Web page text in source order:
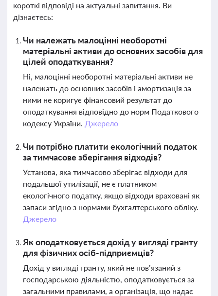
короткі відповіді на актуальні запитання. Ви
дізнаєтесь:
Чи належать малоцінні необоротні
матеріальні активи до основних засобів для
цілей оподаткування?
Ні, малоцінні необоротні матеріальні активи не
належать до основних засобів і амортизація за
ними не коригує фінансовий результат до
оподаткування відповідно до норм Податкового
кодексу України. Джерело
Чи потрібно платити екологічний податок
за тимчасове зберігання відходів?
Установа, яка тимчасово зберігає відходи для
подальшої утилізації, не є платником
екологічного податку, якщо відходи враховані як
запаси згідно з нормами бухгалтерського обліку.
Джерело
Як оподатковується дохід у вигляді гранту
для фізичних осіб-підприємців?
Дохід у вигляді гранту, який не пов’язаний з
господарською діяльністю, оподатковується за
загальними правилами, а організація, що надає